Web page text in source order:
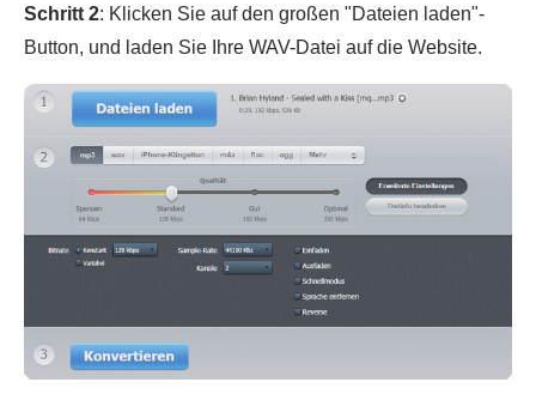
Schritt 2: Klicken Sie auf den großen "Dateien laden"-
Button, und laden Sie Ihre WAV-Datei auf die Website.